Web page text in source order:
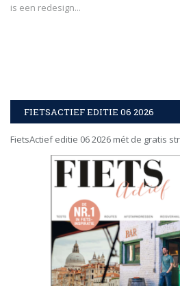
is een redesign...
FIETSACTIEF EDITIE 06 2026
FietsActief editie 06 2026 mét de gratis